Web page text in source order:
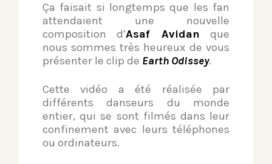
Ça faisait si longtemps que les fan
attendaient une nouvelle
composition d’Asaf Avidan que
nous sommes très heureux de vous
présenter le clip de Earth Odissey.
Cette vidéo a été réalisée par
différents danseurs du monde
entier, qui se sont filmés dans leur
confinement avec leurs téléphones
ou ordinateurs.